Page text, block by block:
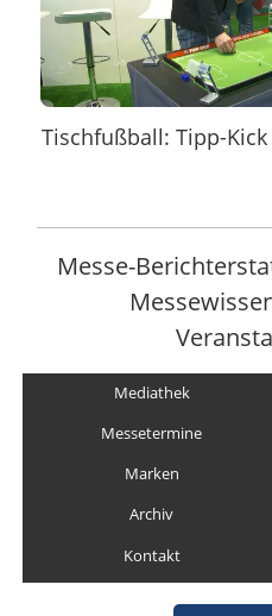
Tischfußball: Tipp-Kick
Messe-
Mediathek
Messetermine
Marken
Archiv
Kontakt